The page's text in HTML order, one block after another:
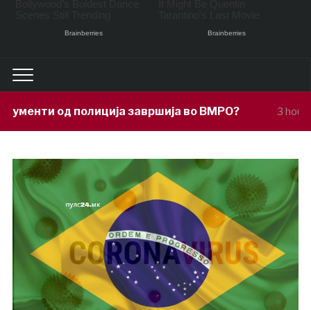
завршија во ВМРО? 3 hours ago Под